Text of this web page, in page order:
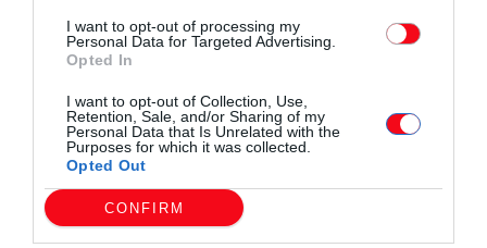
I want to opt-out of processing my
Personal Data for Targeted Advertising.
Opted In
I want to opt-out of Collection, Use,
Retention, Sale, and/or Sharing of my
Personal Data that Is Unrelated with the
Purposes for which it was collected.
Opted Out
CONFIRM
Σχετικά άρθρα